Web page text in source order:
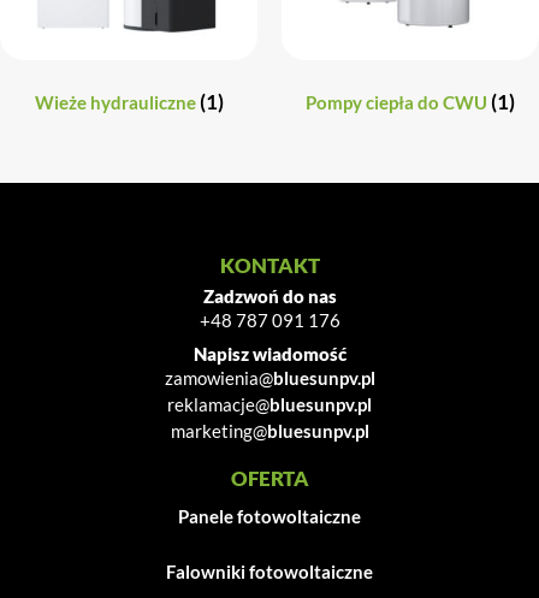
Wieże hydrauliczne (1) Pompy ciepła do CWU (1)
KONTAKT
Zadzwoń do nas
+48 787 091 176
Napisz wiadomość
zamowienia@bluesunpv.pl
reklamacje@bluesunpv.pl
marketing@bluesunpv.pl
OFERTA
Panele fotowoltaiczne
Falowniki fotowoltaiczne